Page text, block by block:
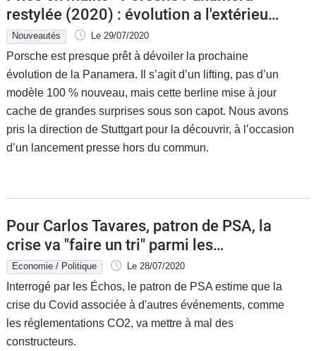
restylée (2020) : évolution a l'extérieur,
révolution sous le capot
Nouveautés Le 29/07/2020
Porsche est presque prêt à dévoiler la prochaine
évolution de la Panamera. Il s’agit d’un lifting, pas d’un
modèle 100 % nouveau, mais cette berline mise à jour
cache de grandes surprises sous son capot. Nous avons
pris la direction de Stuttgart pour la découvrir, à l’occasion
d’un lancement presse hors du commun.
Pour Carlos Tavares, patron de PSA, la
crise va "faire un tri" parmi les
constructeurs
Economie / Politique Le 28/07/2020
Interrogé par les Échos, le patron de PSA estime que la
crise du Covid associée à d'autres événements, comme
les réglementations CO2, va mettre à mal des
constructeurs.